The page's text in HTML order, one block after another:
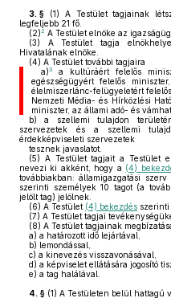
3. § (1) A Testület tagjainak
legfeljebb 21 fő.
(2)2 A Testület elnöke az
(3) A Testület tagja
Hivatalának elnöke.
(4) A Testület további tagjaira
a)3a kultúráért felelős
egészségügyért felelős
élelmiszerlánc-felügyeletért
Nemzeti Média- és Hírközlési
miniszter, az állami adó- és
b) a szellemi tulajdon
szervezetek és a szellemi
érdekképviseleti szervezetek
tesznek javaslatot.
(5) A Testület tagjait a Testület
nevezi ki akként, hogy a (4)
továbbiakban: államigazgatási
szerinti személyek 10 tagot (a
jelölt tag) jelölnek.
(6) A Testület (4) bekezdés szerinti
(7) A Testület tagjai
(8) A Testület tagjainak
a) a határozott idő lejártával,
b) lemondással,
c) a kinevezés visszavonásával,
d) a képviselet ellátására jogosító
e) a tag halálával.
4. § (1) A Testületen belül hattagú